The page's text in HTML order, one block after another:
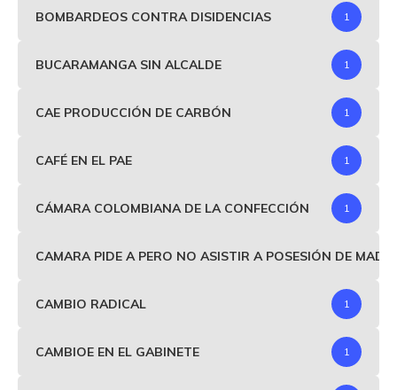
BOMBARDEOS CONTRA DISIDENCIAS 1
BUCARAMANGA SIN ALCALDE 1
CAE PRODUCCIÓN DE CARBÓN 1
CAFÉ EN EL PAE 1
CÁMARA COLOMBIANA DE LA CONFECCIÓN 1
CAMARA PIDE A PERO NO ASISTIR A POSESIÓN DE
CAMBIO RADICAL 1
CAMBIOE EN EL GABINETE 1